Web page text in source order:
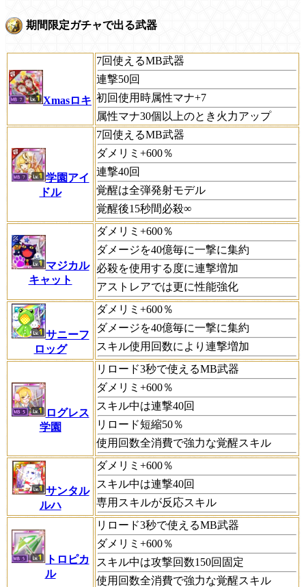
期間限定ガチャで出る武器
Xmasロキ
7回使えるMB武器
連撃50回
初回使用時属性マナ+7
属性マナ30個以上のとき火力アップ
学園アイ
ドル
7回使えるMB武器
ダメリミ+600％
連撃40回
覚醒は全弾発射モデル
覚醒後15秒間必殺∞
マジカル
キャット
ダメリミ+600％
ダメージを40億毎に一撃に集約
必殺を使用する度に連撃増加
アストレアでは更に性能強化
サニーフ
ロッグ
ダメリミ+600％
ダメージを40億毎に一撃に集約
スキル使用回数により連撃増加
ログレス
学園
リロード3秒で使えるMB武器
ダメリミ+600％
スキル中は連撃40回
リロード短縮50％
使用回数全消費で強力な覚醒スキル
サンタル
ルハ
ダメリミ+600％
スキル中は連撃40回
専用スキルが反応スキル
トロピカ
ル
リロード3秒で使えるMB武器
ダメリミ+600％
スキル中は攻撃回数150回固定
使用回数全消費で強力な覚醒スキル